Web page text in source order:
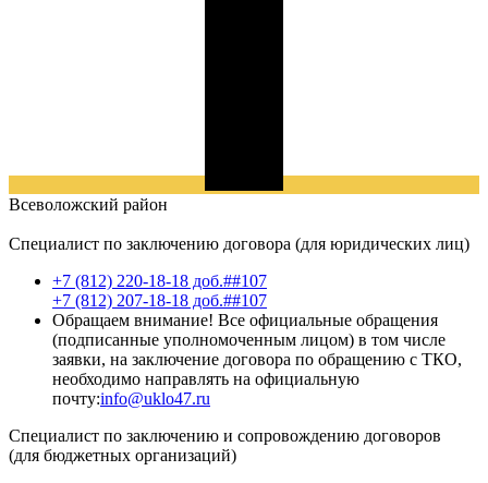
Всеволожский район
Специалист по заключению договора (для юридических лиц)
+7 (812) 220-18-18 доб.##107
+7 (812) 207-18-18 доб.##107
Обращаем внимание! Все официальные обращения
(подписанные уполномоченным лицом) в том числе
заявки, на заключение договора по обращению с ТКО,
необходимо направлять на официальную
почту:info@uklo47.ru
Специалист по заключению и сопровождению договоров
(для бюджетных организаций)